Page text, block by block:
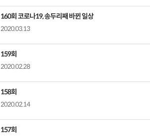
160회 코로나19, 송두리째 바뀐 일상
2020.03.13
159회
2020.02.28
158회
2020.02.14
157회